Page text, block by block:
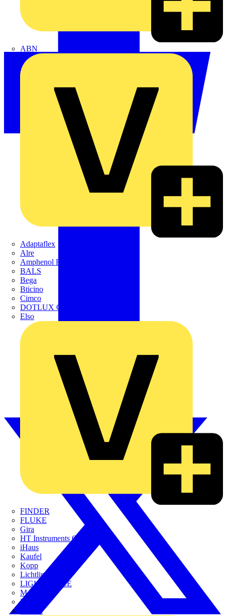
ABN
Adaptaflex
Alre
Amphenol FTG
BALS
Bega
Bticino
Cimco
DOTLUX GmbH
Elso
FINDER
FLUKE
Gira
HT Instruments GmbH
iHaus
Kaufel
Kopp
Lichtline
LIGHTCYCLE
Megger
Mersen
Merten